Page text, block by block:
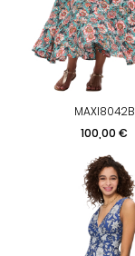
MAXI8042B
Prix
100,00 €